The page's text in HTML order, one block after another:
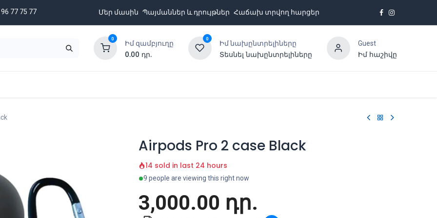
77 75 77 Մեր մասին Պայմաններ և դրույթներ Հաճախ տրվող հարցեր
0
Իմ զամբյուղը
0.00 դր.
0
Իմ նախընտրելիները
Տեսնել նախընտրելիները
Guest
Իմ հաշիվը
Airpods Pro 2 case Black
14 sold in last 24 hours
9 people are viewing this right now
3,000.00 դր.